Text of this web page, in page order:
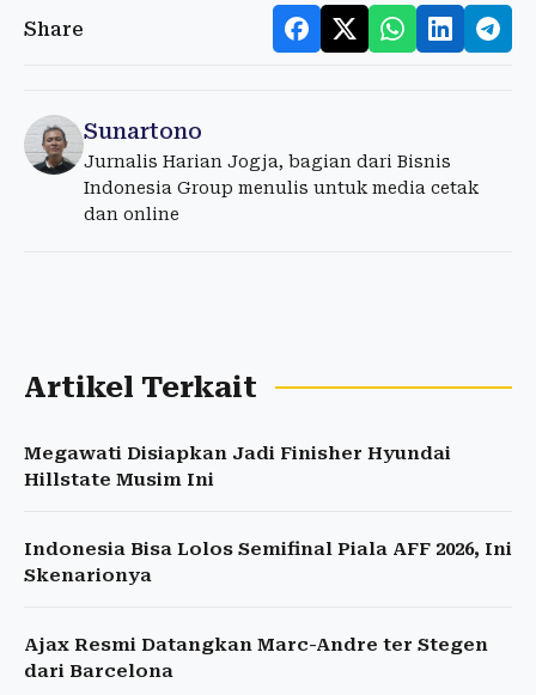
Share
Sunartono
Jurnalis Harian Jogja, bagian dari Bisnis
Indonesia Group menulis untuk media cetak
dan online
Artikel Terkait
Megawati Disiapkan Jadi Finisher Hyundai
Hillstate Musim Ini
Indonesia Bisa Lolos Semifinal Piala AFF 2026, Ini
Skenarionya
Ajax Resmi Datangkan Marc-Andre ter Stegen
dari Barcelona